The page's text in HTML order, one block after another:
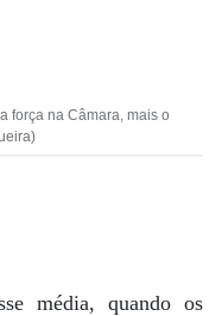
força na Câmara, mais o
média, quando os